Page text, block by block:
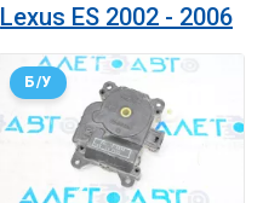
Lexus ES 2002 - 2006
Б/У